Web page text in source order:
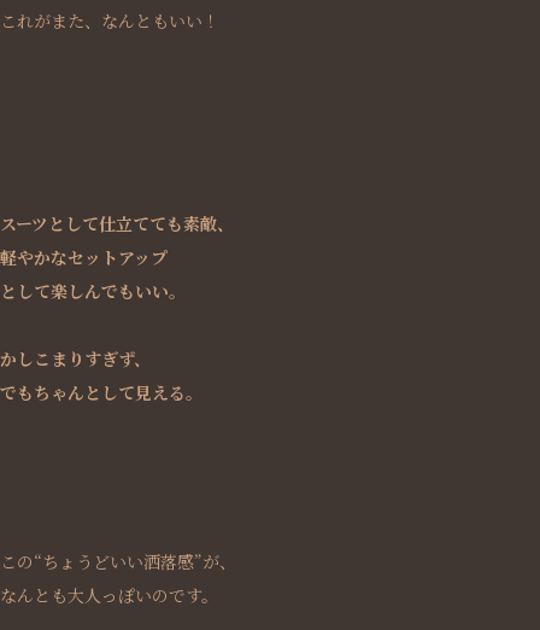
これがまた、なんともいい！
スーツとして仕立てても素敵、
軽やかなセットアップ
として楽しんでもいい。
かしこまりすぎず、
でもちゃんとして見える。
この“ちょうどいい洒落感”が、
なんとも大人っぽいのです。